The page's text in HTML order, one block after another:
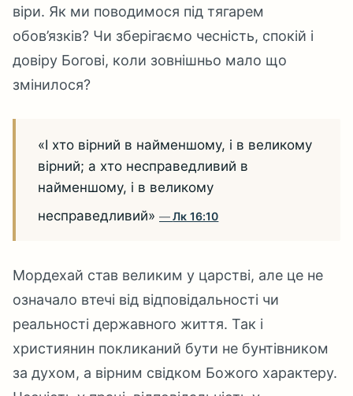
віри. Як ми поводимося під тягарем
обов’язків? Чи зберігаємо чесність, спокій і
довіру Богові, коли зовнішньо мало що
змінилося?
«І хто вірний в найменшому, і в великому
вірний; а хто несправедливий в
найменшому, і в великому
несправедливий»
Лк 16:10
Мордехай став великим у царстві, але це не
означало втечі від відповідальності чи
реальності державного життя. Так і
християнин покликаний бути не бунтівником
за духом, а вірним свідком Божого характеру.